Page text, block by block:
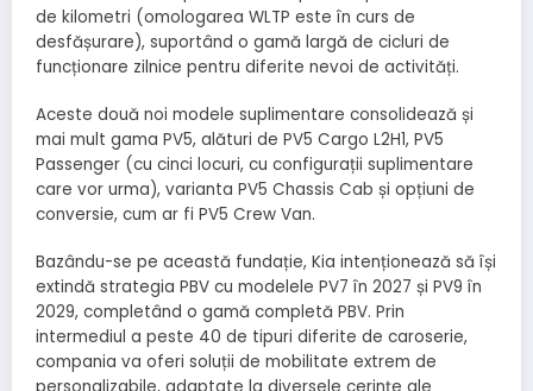
de kilometri (omologarea WLTP este în curs de
desfășurare), suportând o gamă largă de cicluri de
funcționare zilnice pentru diferite nevoi de activități.
Aceste două noi modele suplimentare consolidează și
mai mult gama PV5, alături de PV5 Cargo L2H1, PV5
Passenger (cu cinci locuri, cu configurații suplimentare
care vor urma), varianta PV5 Chassis Cab și opțiuni de
conversie, cum ar fi PV5 Crew Van.
Bazându-se pe această fundație, Kia intenționează să își
extindă strategia PBV cu modelele PV7 în 2027 și PV9 în
2029, completând o gamă completă PBV. Prin
intermediul a peste 40 de tipuri diferite de caroserie,
compania va oferi soluții de mobilitate extrem de